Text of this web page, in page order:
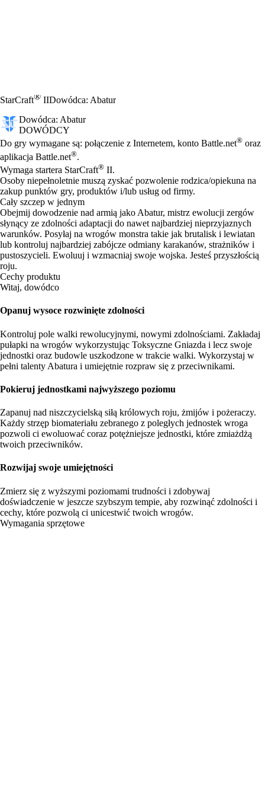
StarCraft® IIDowódca: Abatur
Dowódca: Abatur
DOWÓDCY
Cena
Available actions
Do gry wymagane są: połączenie z Internetem, konto Battle.net® oraz
aplikacja Battle.net®.
Wymaga startera StarCraft® II.
Osoby niepełnoletnie muszą zyskać pozwolenie rodzica/opiekuna na
zakup punktów gry, produktów i/lub usług od firmy.
Cały szczep w jednym
Obejmij dowodzenie nad armią jako Abatur, mistrz ewolucji zergów
słynący ze zdolności adaptacji do nawet najbardziej nieprzyjaznych
warunków. Posyłaj na wrogów monstra takie jak brutalisk i lewiatan
lub kontroluj najbardziej zabójcze odmiany karakanów, strażników i
pustoszycieli. Ewoluuj i wzmacniaj swoje wojska. Jesteś przyszłością
roju.
Cechy produktu
Witaj, dowódco
Opanuj wysoce rozwinięte zdolności
Kontroluj pole walki rewolucyjnymi, nowymi zdolnościami. Zakładaj
pułapki na wrogów wykorzystując Toksyczne Gniazda i lecz swoje
jednostki oraz budowle uszkodzone w trakcie walki. Wykorzystaj w
pełni talenty Abatura i umiejętnie rozpraw się z przeciwnikami.
Pokieruj jednostkami najwyższego poziomu
Zapanuj nad niszczycielską siłą królowych roju, żmijów i pożeraczy.
Każdy strzęp biomateriału zebranego z poległych jednostek wroga
pozwoli ci ewoluować coraz potężniejsze jednostki, które zmiażdżą
twoich przeciwników.
Rozwijaj swoje umiejętności
Zmierz się z wyższymi poziomami trudności i zdobywaj
doświadczenie w jeszcze szybszym tempie, aby rozwinąć zdolności i
cechy, które pozwolą ci unicestwić twoich wrogów.
Wymagania sprzętowe